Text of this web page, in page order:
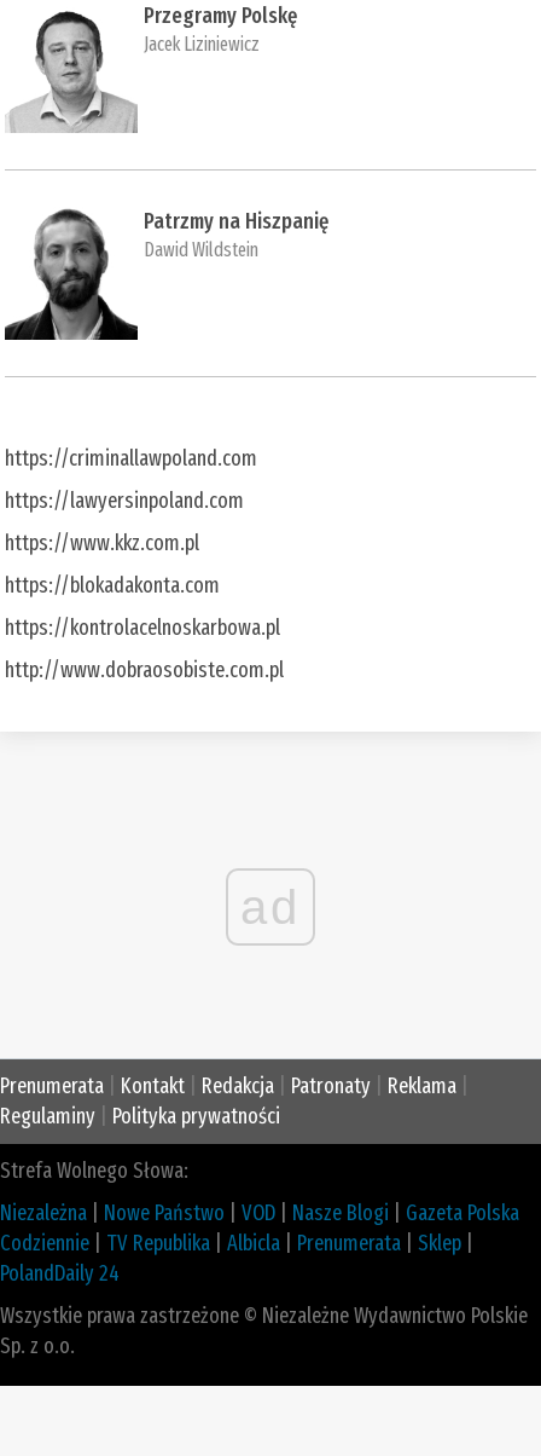
Przegramy Polskę
Jacek Liziniewicz
Patrzmy na Hiszpanię
Dawid Wildstein
https://criminallawpoland.com
https://lawyersinpoland.com
https://www.kkz.com.pl
https://blokadakonta.com
https://kontrolacelnoskarbowa.pl
http://www.dobraosobiste.com.pl
ad
Prenumerata Kontakt Redakcja Patronaty Reklama
Regulaminy
Polityka prywatności
Strefa Wolnego Słowa:
Niezależna
Nowe Państwo VOD Nasze Blogi
Gazeta Polska
Codziennie
TV Republika Albicla Prenumerata Sklep
PolandDaily 24
Wszystkie prawa zastrzeżone © Niezależne Wydawnictwo Polskie
Sp. z o.o.